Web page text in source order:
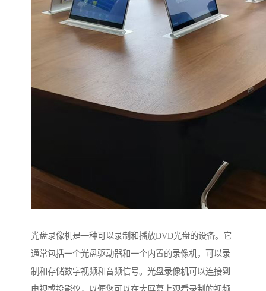
光盘录像机是一种可以录制和播放DVD光盘的设备。它
通常包括一个光盘驱动器和一个内置的录像机，可以录
制和存储数字视频和音频信号。光盘录像机可以连接到